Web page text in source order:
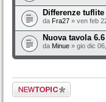
Differenze
da Fra27 » ven feb
Nuova tavola 6.6
da Minue » gio dic
Scrivi un nuovo
argomento